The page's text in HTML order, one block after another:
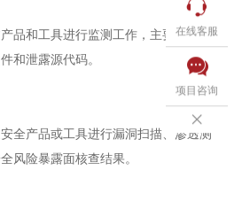
品和工具进行监测工作，主要监测内
和泄露源代码。
全产品或工具进行漏洞扫描、渗透测
风险暴露面核查结果。

在线客服

项目咨询
